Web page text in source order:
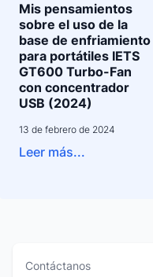
Mis pensamientos
sobre el uso de la
base de enfriamiento
para portátiles IETS
GT600 Turbo-Fan
con concentrador
USB (2024)
13 de febrero de 2024
Leer más...
Contáctanos